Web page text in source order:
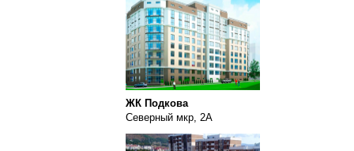
ЖК Подкова
Северный мкр, 2А